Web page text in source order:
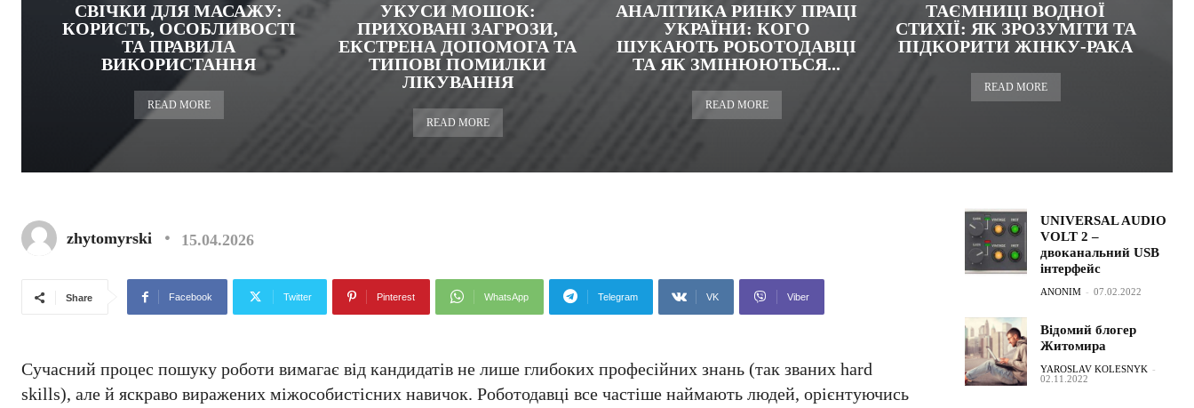
СВІЧКИ ДЛЯ МАСАЖУ:
КОРИСТЬ, ОСОБЛИВОСТІ
ТА ПРАВИЛА
ВИКОРИСТАННЯ
READ MORE
УКУСИ МОШОК:
ПРИХОВАНІ ЗАГРОЗИ,
ЕКСТРЕНА ДОПОМОГА ТА
ТИПОВІ ПОМИЛКИ
ЛІКУВАННЯ
READ MORE
АНАЛІТИКА РИНКУ ПРАЦІ
УКРАЇНИ: КОГО
ШУКАЮТЬ РОБОТОДАВЦІ
ТА ЯК ЗМІНЮЮТЬСЯ...
READ MORE
ТАЄМНИЦІ ВОДНОЇ
СТИХІЇ: ЯК ЗРОЗУМІТИ ТА
ПІДКОРИТИ ЖІНКУ-РАКА
READ MORE
zhytomyrski 15.04.2026
Share Facebook Twitter Pinterest WhatsApp Telegram VK Viber
Сучасний процес пошуку роботи вимагає від кандидатів не лише глибоких професійних знань (так званих hard
skills), але й яскраво виражених міжособистісних навичок. Роботодавці все частіше наймають людей, орієнтуючись
UNIVERSAL AUDIO
VOLT 2 –
двоканальний USB
інтерфейс
ANONIM - 07.02.2022
Відомий блогер
Житомира
YAROSLAV KOLESNYK -
02.11.2022